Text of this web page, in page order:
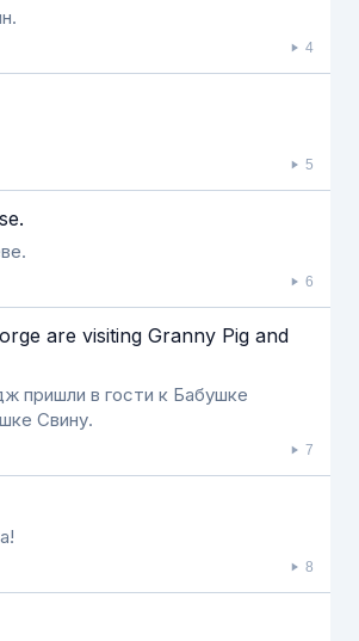
4
5
6
are visiting Granny Pig and
пришли в гости к Бабушке
Свину.
7
8